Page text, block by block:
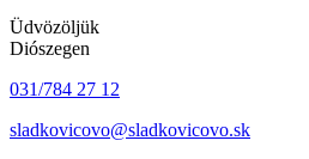
Üdvözöljük
Diószegen
031/784 27 12
sladkovicovo@sladkovicovo.sk